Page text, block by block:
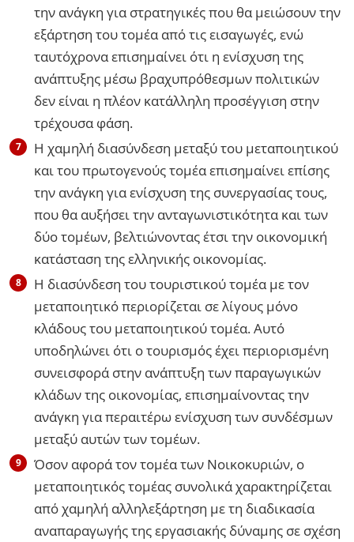
την ανάγκη για στρατηγικές που θα μειώσουν την
εξάρτηση του τομέα από τις εισαγωγές, ενώ
ταυτόχρονα επισημαίνει ότι η ενίσχυση της
ανάπτυξης μέσω βραχυπρόθεσμων πολιτικών
δεν είναι η πλέον κατάλληλη προσέγγιση στην
τρέχουσα φάση.
Η χαμηλή διασύνδεση μεταξύ του μεταποιητικού
και του πρωτογενούς τομέα επισημαίνει επίσης
την ανάγκη για ενίσχυση της συνεργασίας τους,
που θα αυξήσει την ανταγωνιστικότητα και των
δύο τομέων, βελτιώνοντας έτσι την οικονομική
κατάσταση της ελληνικής οικονομίας.
Η διασύνδεση του τουριστικού τομέα με τον
μεταποιητικό περιορίζεται σε λίγους μόνο
κλάδους του μεταποιητικού τομέα. Αυτό
υποδηλώνει ότι ο τουρισμός έχει περιορισμένη
συνεισφορά στην ανάπτυξη των παραγωγικών
κλάδων της οικονομίας, επισημαίνοντας την
ανάγκη για περαιτέρω ενίσχυση των συνδέσμων
μεταξύ αυτών των τομέων.
Όσον αφορά τον τομέα των Νοικοκυριών, ο
μεταποιητικός τομέας συνολικά χαρακτηρίζεται
από χαμηλή αλληλεξάρτηση με τη διαδικασία
αναπαραγωγής της εργασιακής δύναμης σε σχέση